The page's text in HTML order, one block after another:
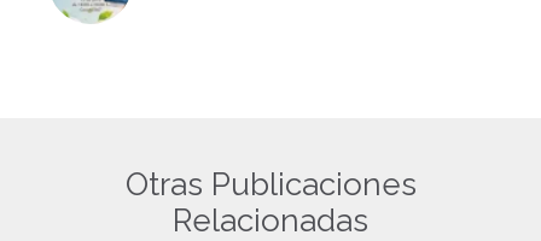
Otras Publicaciones
Relacionadas